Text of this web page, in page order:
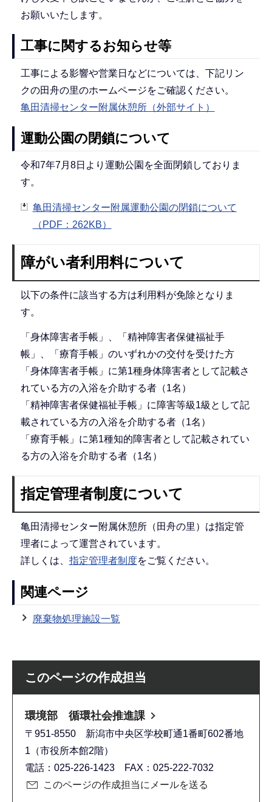
お願いいたします。
工事に関するお知らせ等
工事による影響や営業日などについては、下記リン
クの田舟の里のホームページをご確認ください。
亀田清掃センター附属休憩所（外部サイト）
運動公園の閉鎖について
令和7年7月8日より運動公園を全面閉鎖しておりま
す。
亀田清掃センター附属運動公園の閉鎖について
（PDF：262KB）
障がい者利用料について
以下の条件に該当する方は利用料が免除となりま
す。
「身体障害者手帳」、「精神障害者保健福祉手
帳」、「療育手帳」のいずれかの交付を受けた方
「身体障害者手帳」に第1種身体障害者として記載さ
れている方の入浴を介助する者（1名）
「精神障害者保健福祉手帳」に障害等級1級として記
載されている方の入浴を介助する者（1名）
「療育手帳」に第1種知的障害者として記載されてい
る方の入浴を介助する者（1名）
指定管理者制度について
亀田清掃センター附属休憩所（田舟の里）は指定管
理者によって運営されています。
詳しくは、 指定管理者制度をご覧ください。
関連ページ
廃棄物処理施設一覧
このページの作成担当
環境部 循環社会推進課
〒951-8550 新潟市中央区学校町通1番町602番地
1（市役所本館2階）
電話：025-226-1423 FAX：025-222-7032
このページの作成担当にメールを送る